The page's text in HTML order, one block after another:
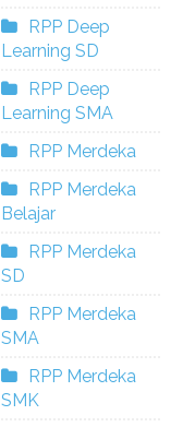
RPP Deep
Learning SD
RPP Deep
Learning SMA
RPP Merdeka
RPP Merdeka
Belajar
RPP Merdeka
SD
RPP Merdeka
SMA
RPP Merdeka
SMK